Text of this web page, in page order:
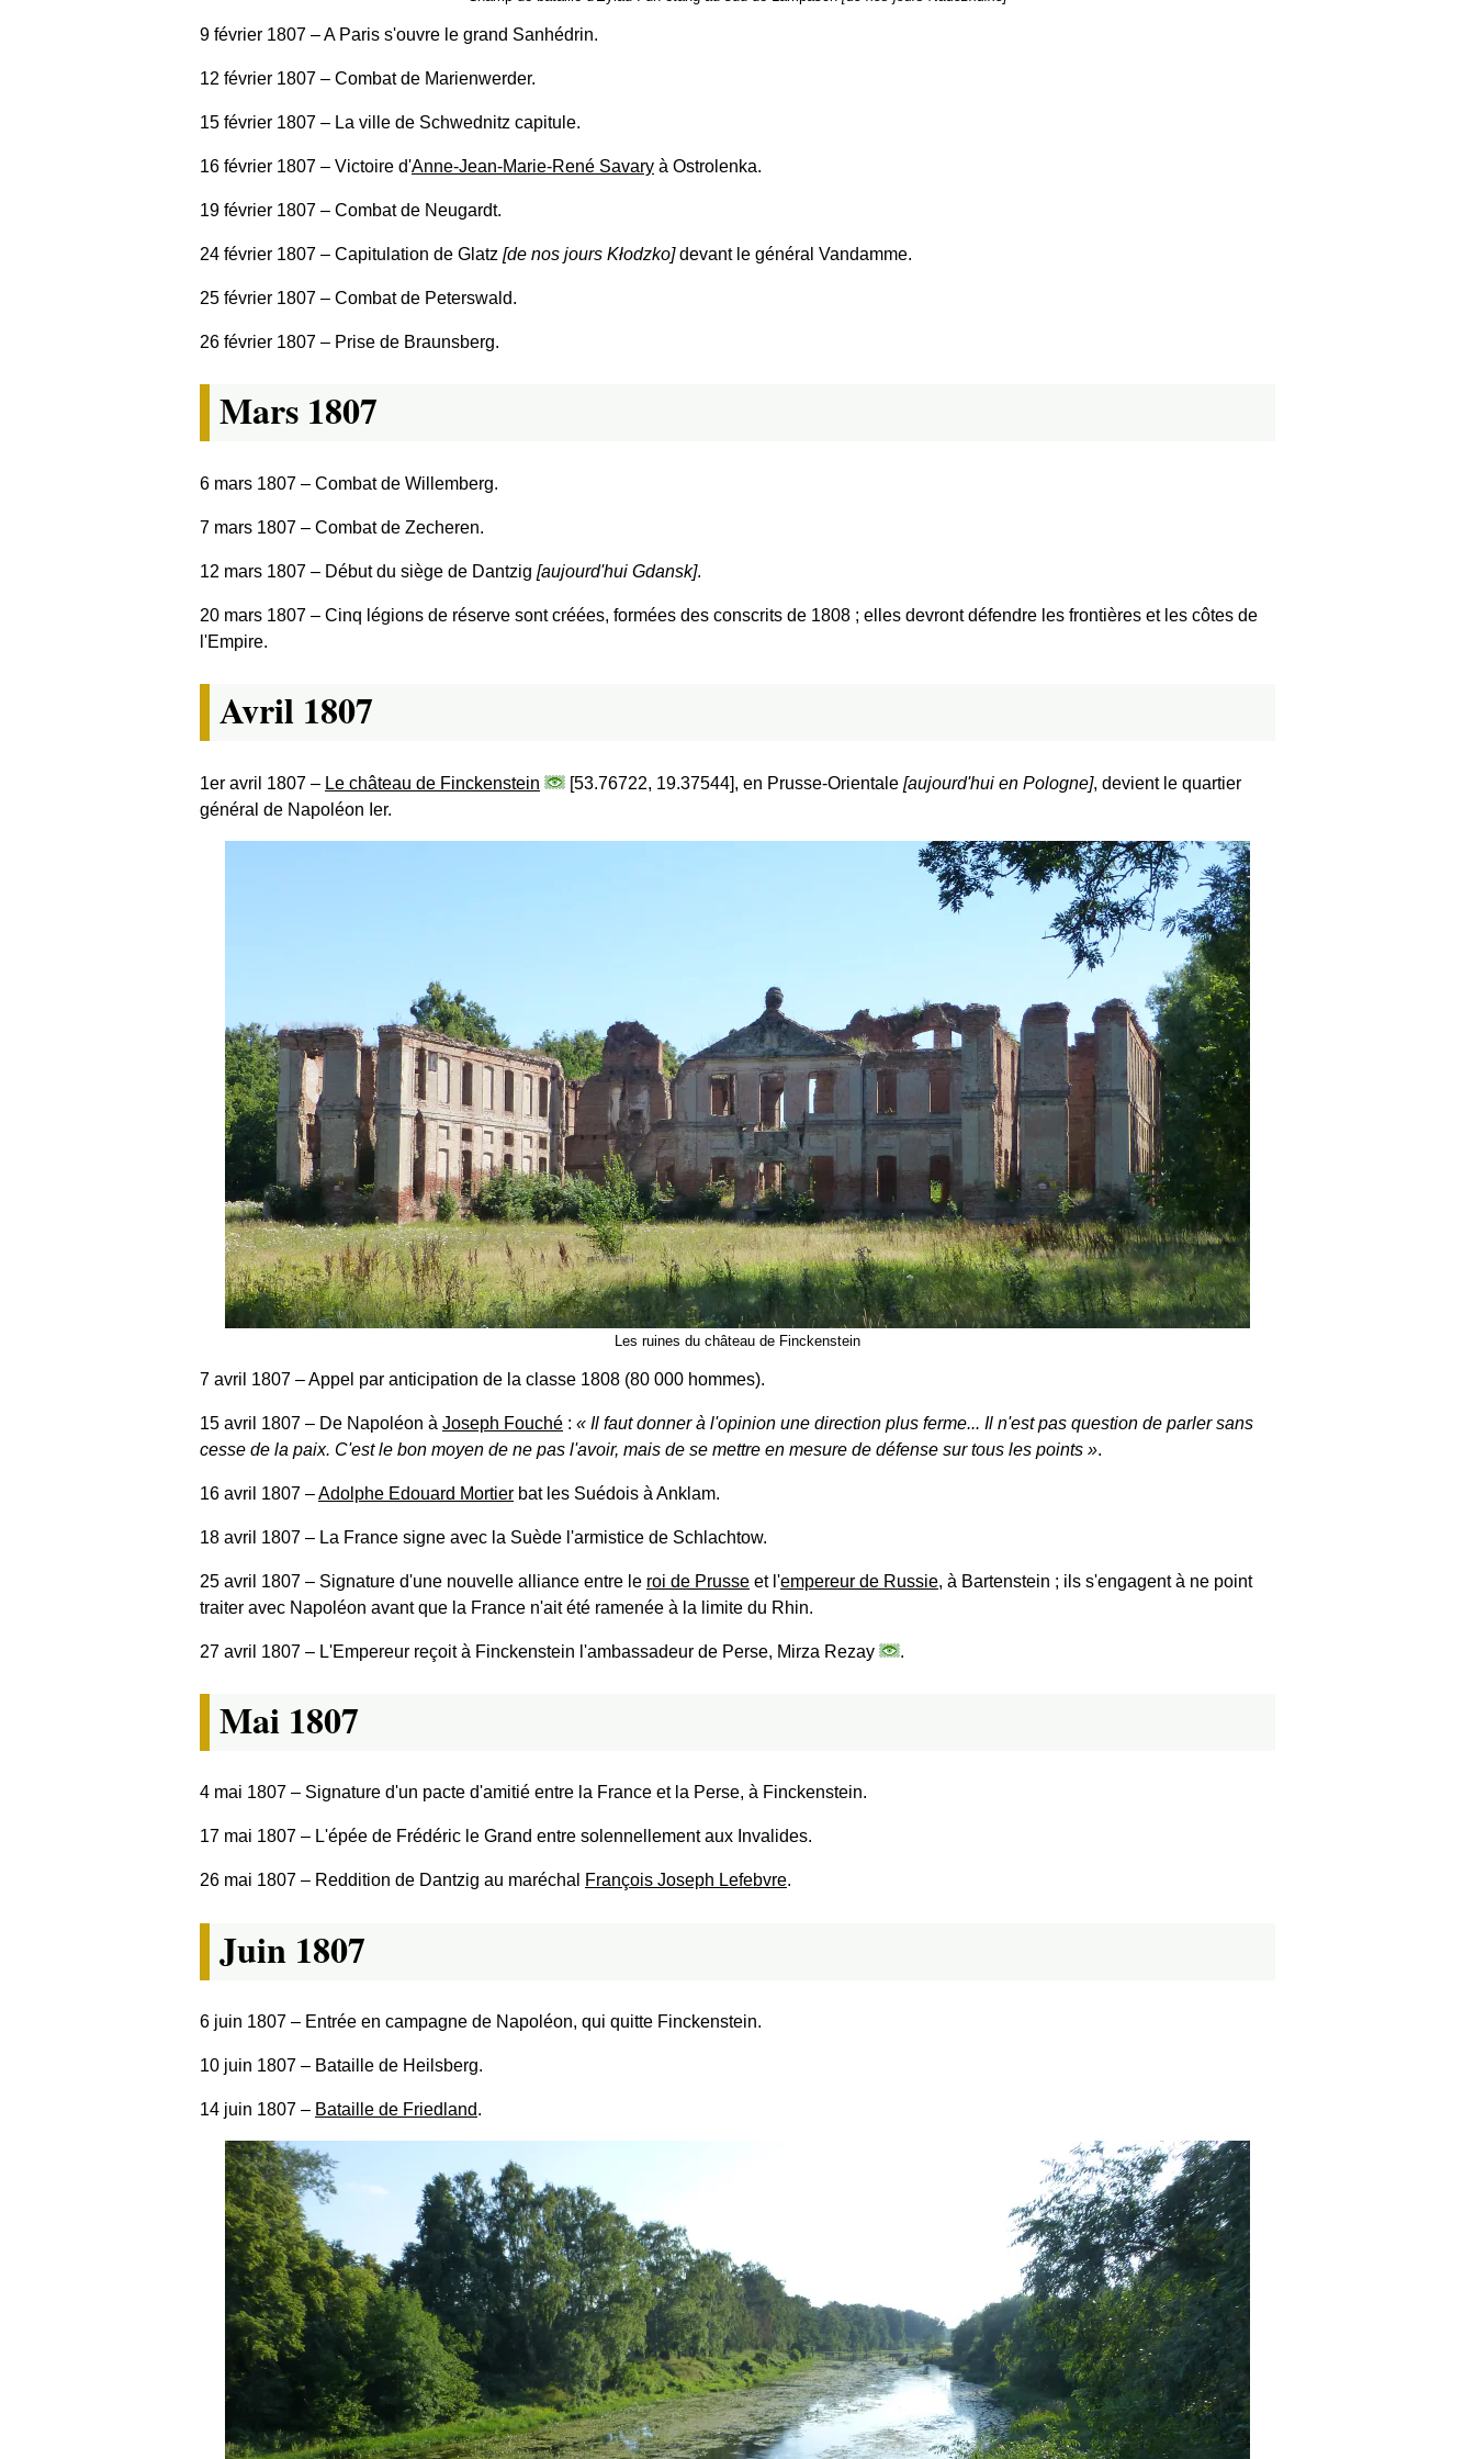
9 février 1807 ‒ A Paris s'ouvre le grand Sanhédrin.
12 février 1807 ‒ Combat de Marienwerder.
15 février 1807 ‒ La ville de Schwednitz capitule.
16 février 1807 ‒ Victoire d'Anne-Jean-Marie-René Savary à Ostrolenka.
19 février 1807 ‒ Combat de Neugardt.
24 février 1807 ‒ Capitulation de Glatz [de nos jours Kłodzko]devant le général Vandamme.
25 février 1807 ‒ Combat de Peterswald.
26 février 1807 ‒ Prise de Braunsberg.
Mars 1807
6 mars 1807 ‒ Combat de Willemberg.
7 mars 1807 ‒ Combat de Zecheren.
12 mars 1807 ‒ Début du siège de Dantzig [aujourd'hui Gdansk].
20 mars 1807 ‒ Cinq légions de réserve sont créées, formées des conscrits de 1808 ; elles devront défendre les frontières et les côtes de
l'Empire.
Avril 1807
1er avril 1807 ‒ Le château de Finckenstein [53.76722, 19.37544], en Prusse-Orientale [aujourd'hui en Pologne], devient le quartier
général de Napoléon Ier.
Les ruines du château de Finckenstein
7 avril 1807 ‒ Appel par anticipation de la classe 1808 (80 000 hommes).
15 avril 1807 ‒ De Napoléon à Joseph Fouché :
Il faut donner à l'opinion une direction plus ferme... Il n'est pas question de parler sans
cesse de la paix. C'est le bon moyen de ne pas l'avoir, mais de se mettre en mesure de défense sur tous les points
.
16 avril 1807 ‒Adolphe Edouard Mortier bat les Suédois à Anklam.
18 avril 1807 ‒ La France signe avec la Suède l'armistice de Schlachtow.
25 avril 1807 ‒ Signature d'une nouvelle alliance entre le roi de Prusse et l'empereur de Russie, à Bartenstein ; ils s'engagent à ne point
traiter avec Napoléon avant que la France n'ait été ramenée à la limite du Rhin.
27 avril 1807 ‒ L'Empereur reçoit à Finckenstein l'ambassadeur de Perse, Mirza Rezay .
Mai 1807
4 mai 1807 ‒ Signature d'un pacte d'amitié entre la France et la Perse, à Finckenstein.
17 mai 1807 ‒ L'épée de Frédéric le Grand entre solennellement aux Invalides.
26 mai 1807 ‒ Reddition de Dantzig au maréchal François Joseph Lefebvre.
Juin 1807
6 juin 1807 ‒ Entrée en campagne de Napoléon, qui quitte Finckenstein.
10 juin 1807 ‒ Bataille de Heilsberg.
14 juin 1807 ‒ Bataille de Friedland.